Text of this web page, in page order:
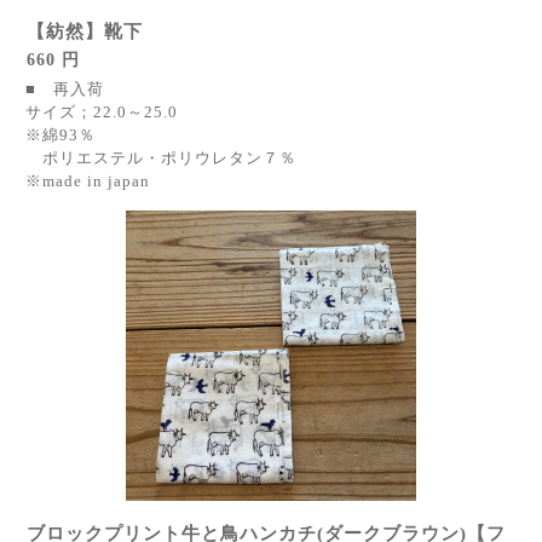
【紡然】靴下
660 円
■ 再入荷
サイズ；22.0～25.0
※綿93％
ポリエステル・ポリウレタン７％
※made in japan
ブロックプリント牛と鳥ハンカチ(ダークブラウン)【フ